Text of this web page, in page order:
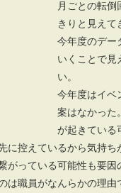
月ごとの転
きりと見えて
今年度のデー
いくことで見
い。
今年度はイベ
案はなかった
が起きている
に控えているから気持
がっている可能性も要因
は職員がなんらかの理